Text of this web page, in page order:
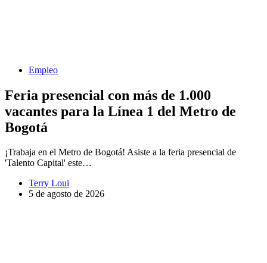
Empleo
Feria presencial con más de 1.000
vacantes para la Línea 1 del Metro de
Bogotá
¡Trabaja en el Metro de Bogotá! Asiste a la feria presencial de
'Talento Capital' este…
Terry Loui
5 de agosto de 2026